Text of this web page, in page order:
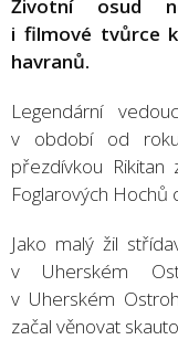
Životní osud
i filmové tvůrce
havranů.
Legendární
v období od
přezdívkou
Foglarových Hochů
Jako malý žil
v Uherském
v Uherském
začal věnovat